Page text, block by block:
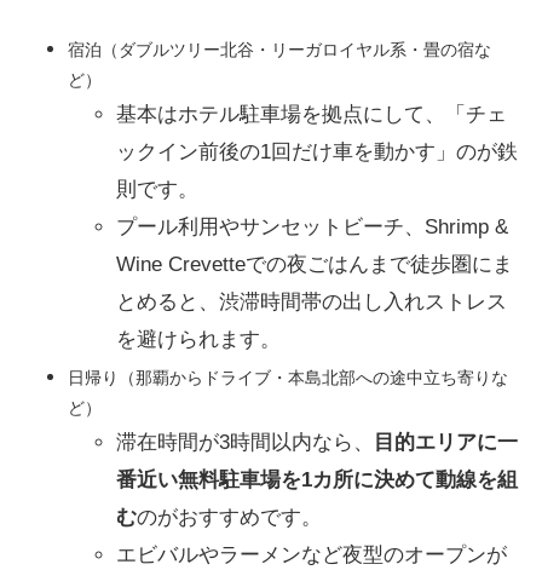
宿泊（ダブルツリー北谷・リーガロイヤル系・畳の宿な
ど）
基本はホテル駐車場を拠点にして、「チェ
ックイン前後の1回だけ車を動かす」のが鉄
則です。
プール利用やサンセットビーチ、Shrimp &
Wine Crevetteでの夜ごはんまで徒歩圏にま
とめると、渋滞時間帯の出し入れストレス
を避けられます。
日帰り（那覇からドライブ・本島北部への途中立ち寄りな
ど）
滞在時間が3時間以内なら、
目的エリアに一
番近い無料駐車場を1カ所に決めて動線を組
むのがおすすめです。
エビバルやラーメンなど夜型のオープンが